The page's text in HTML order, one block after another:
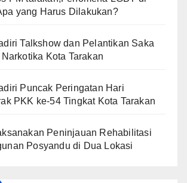
yang Harus Dilakukan?
Talkshow dan Pelantikan Saka
Kota Tarakan
Puncak Peringatan Hari
PKK ke-54 Tingkat Kota Tarakan
Peninjauan Rehabilitasi
Posyandu di Dua Lokasi